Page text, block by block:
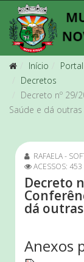
Início
Decretos
Decreto nº 29/
Saúde e dá
RAFAELA -
ACESSOS: 453
Decreto
dá
Anexos